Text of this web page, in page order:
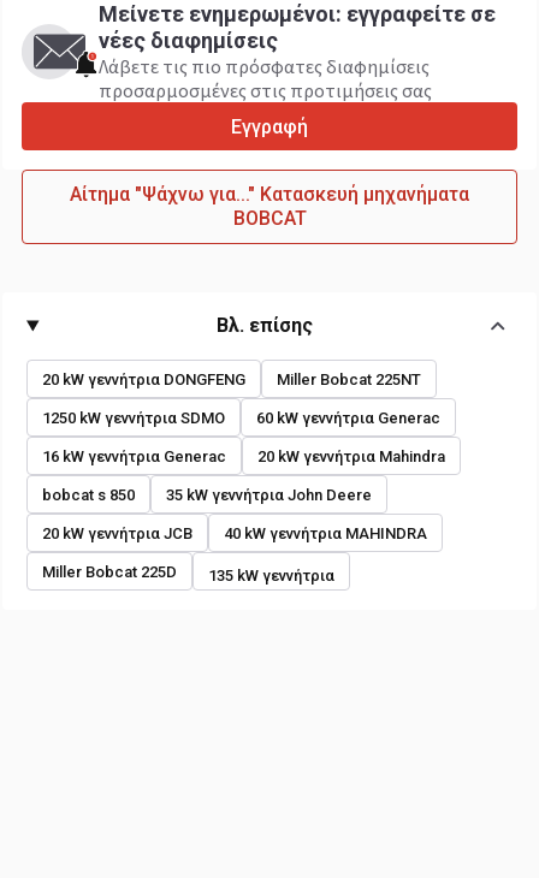
Μείνετε ενημερωμένοι: εγγραφείτε σε
νέες διαφημίσεις
Λάβετε τις πιο πρόσφατες διαφημίσεις
προσαρμοσμένες στις προτιμήσεις σας
Εγγραφή
Αίτημα "Ψάχνω για..." Κατασκευή μηχανήματα
BOBCAT
Βλ. επίσης
20 kW γεννήτρια DONGFENG Miller Bobcat 225NT
1250 kW γεννήτρια SDMO 60 kW γεννήτρια Generac
16 kW γεννήτρια Generac 20 kW γεννήτρια Mahindra
bobcat s 850 35 kW γεννήτρια John Deere
20 kW γεννήτρια JCB 40 kW γεννήτρια MAHINDRA
Miller Bobcat 225D 135 kW γεννήτρια